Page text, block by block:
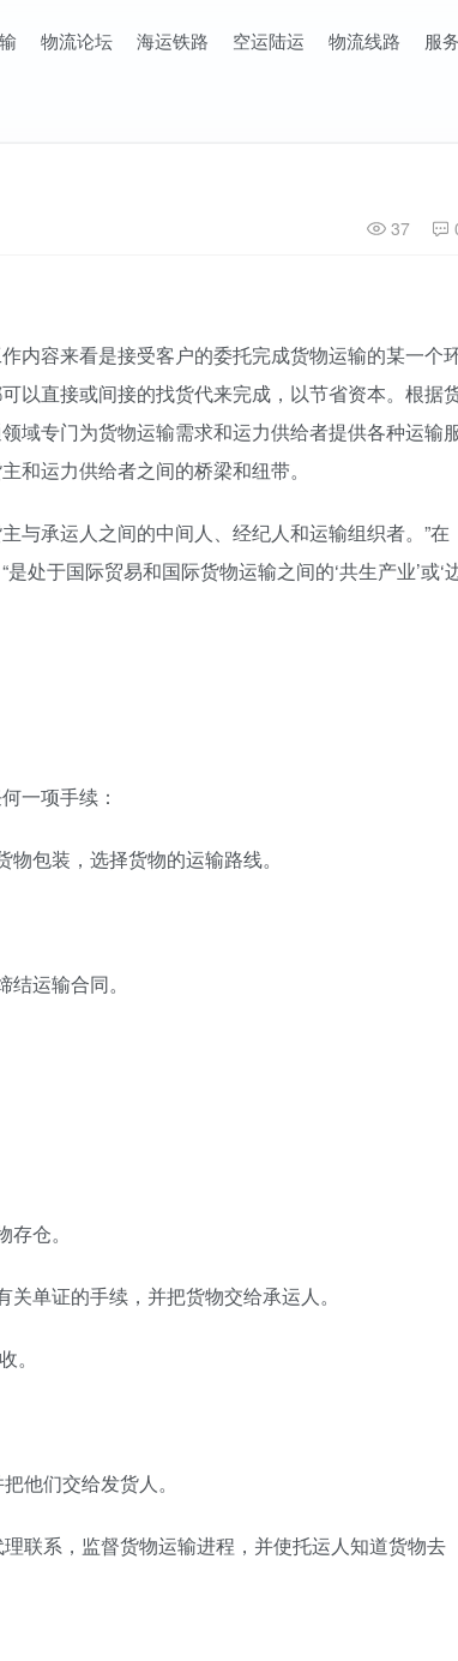
物流论坛 海运铁路 空运陆运 物流线路 服
37
内容来看是接受客户的委托完成货物运输的某一个
以直接或间接的找货代来完成，以节省资本。根据
域专门为货物运输需求和运力供给者提供各种运输
和运力供给者之间的桥梁和纽带。
与承运人之间的中间人、经纪人和运输组织者。”在
处于国际贸易和国际货物运输之间的‘共生产业’或‘
一项手续：
包装，选择货物的运输路线。
运输合同。
仓。
单证的手续，并把货物交给承运人。
。
他们交给发货人。
联系，监督货物运输进程，并使托运人知道货物去